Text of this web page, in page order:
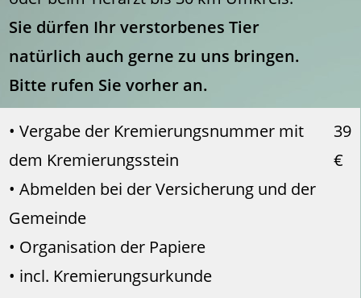
Sie dürfen Ihr verstorbenes Tier
natürlich auch gerne zu uns bringen.
Bitte rufen Sie vorher an.
• Vergabe der Kremierungsnummer mit
dem Kremierungsstein
• Abmelden bei der Versicherung und der
Gemeinde
• Organisation der Papiere
• incl. Kremierungsurkunde
39
€